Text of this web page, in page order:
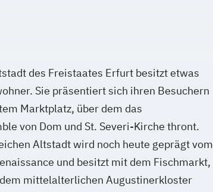
des Freistaates Erfurt besitzt etwas
Sie präsentiert sich ihren Besuchern
Marktplatz, über dem das
von Dom und St. Severi-Kirche thront.
Altstadt wird noch heute geprägt vom
und besitzt mit dem Fischmarkt,
mittelalterlichen Augustinerkloster